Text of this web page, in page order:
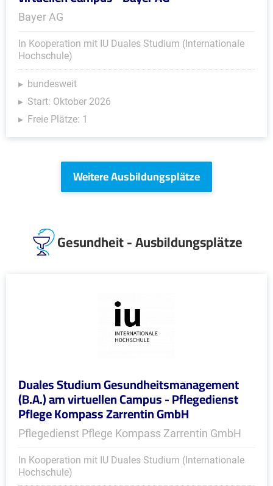
Bayer AG
In Kooperation mit IU Duales Studium (Internationale
Hochschule)
bundesweit
Start: Oktober 2026
Freie Plätze: 1
Weitere Ausbildungsplätze
Gesundheit - Ausbildungsplätze
Duales Studium Gesundheitsmanagement
(B.A.) am virtuellen Campus - Pflegedienst
Pflege Kompass Zarrentin GmbH
Pflegedienst Pflege Kompass Zarrentin GmbH
In Kooperation mit IU Duales Studium (Internationale
Hochschule)